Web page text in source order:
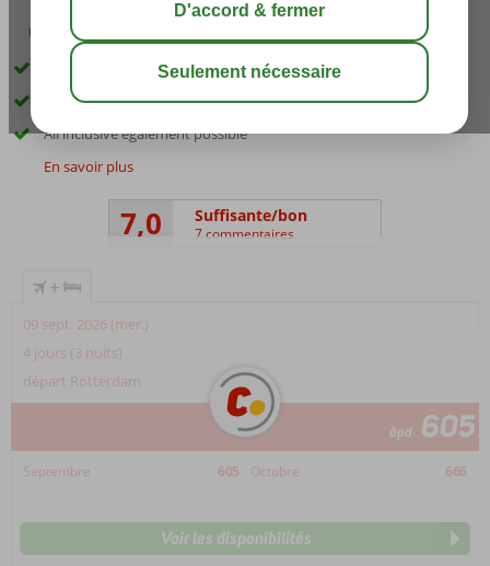
03:00 sauver
Service de navette gratuit pour rejoindre la plage
Un parc aquatique avec toboggans
All inclusive également possible
En savoir plus
7,0 Suffisante/bon
7 commentaires
+
09 sept. 2026 (mer.)
4 jours (3 nuits)
départ Rotterdam
àpd 605
Septembre 605 Octobre 666
Voir les disponibilités